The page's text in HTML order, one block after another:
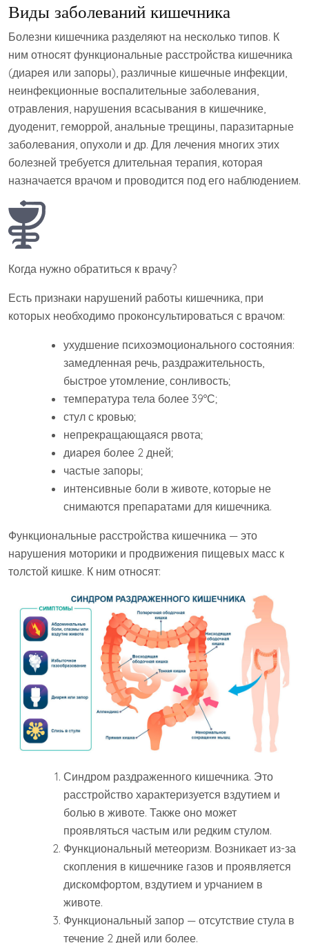
Виды заболеваний кишечника
Болезни кишечника разделяют на несколько типов. К
ним относят функциональные расстройства кишечника
(диарея или запоры), различные кишечные инфекции,
неинфекционные воспалительные заболевания,
отравления, нарушения всасывания в кишечнике,
дуоденит, геморрой, анальные трещины, паразитарные
заболевания, опухоли и др. Для лечения многих этих
болезней требуется длительная терапия, которая
назначается врачом и проводится под его наблюдением.
Когда нужно обратиться к врачу?
Есть признаки нарушений работы кишечника, при
которых необходимо проконсультироваться с врачом:
ухудшение психоэмоционального состояния:
замедленная речь, раздражительность,
быстрое утомление, сонливость;
температура тела более 39°С;
стул с кровью;
непрекращающаяся рвота;
диарея более 2 дней;
частые запоры;
интенсивные боли в животе, которые не
снимаются препаратами для кишечника.
Функциональные расстройства кишечника — это
нарушения моторики и продвижения пищевых масс к
толстой кишке. К ним относят:
Синдром раздраженного кишечника. Это
расстройство характеризуется вздутием и
болью в животе. Также оно может
проявляться частым или редким стулом.
Функциональный метеоризм. Возникает из-за
скопления в кишечнике газов и проявляется
дискомфортом, вздутием и урчанием в
животе.
Функциональный запор — отсутствие стула в
течение 2 дней или более.